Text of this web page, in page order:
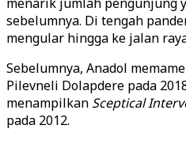
sebelumnya. Di tengah
mengular hingga ke jalan
Sebelumnya, Anadol
Pilevneli Dolapdere pada
menampilkan Sceptical
pada 2012.